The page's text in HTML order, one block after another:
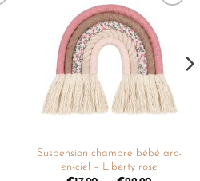
liste de
souhaits
Suspension chambre bébé arc-
en-ciel – Liberty rose